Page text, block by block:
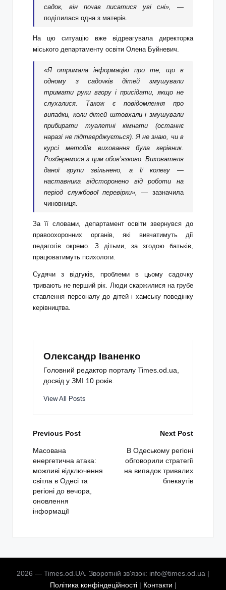
садок, він почав писатися уві сні»,
—
поділилася одна з матерів.
На цю ситуацію вже відреагувала директорка
міського департаменту освіти Олена Буйневич.
«Я отримала інформацію про те, що в
одному з садочків дітей змушували
тримати руки вгору і присідати, якщо не
слухалися. Також є повідомлення про
випадки, коли дітей штовхали і змушували
прибирати туалетні кімнати (останнє
наразі не підтверджується). Я не знаю, чи в
курсі методів виховання була керівник.
Розберемося з цим обовʼязково. Вихователя
даної групи звільнено, а її колегу —
наставника відсторонено від роботи на
період службової перевірки»,
— зазначила
чиновниця.
За її словами, департамент освіти звернувся до
правоохоронних органів, які вивчатимуть дії
педагогів окремо. З дітьми, за згодою батьків,
працюватимуть психологи.
Судячи з відгуків, проблеми в цьому садочку
тривають не перший рік. Люди скаржилися на грубе
ставлення персоналу до дітей і хамську поведінку
керівництва.
Олександр Іваненко
Головний редактор порталу Times.od.ua,
досвід у ЗМІ 10 років.
View All Posts
Post
navigation
Previous Post
Масована
енергетична атака:
можливі відключення
світла в Одесі та
регіоні до вечора,
оновлення
інформації
Next Post
В Одеському регіоні
обговорили стратегії
на випадок тривалих
блекаутів
2026 — Times.od.UA. Зворотній зв'язок: info@times.od.ua |
Політика конфіндеційності| Контакти